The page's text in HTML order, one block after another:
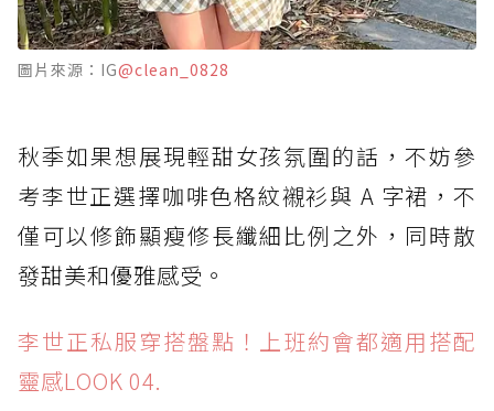
圖片來源：IG@clean_0828
秋季如果想展現輕甜女孩氛圍的話，不妨參
考李世正選擇咖啡色格紋襯衫與 A 字裙，不
僅可以修飾顯瘦修長纖細比例之外，同時散
發甜美和優雅感受。
李世正私服穿搭盤點！上班約會都適用搭配
靈感LOOK 04.